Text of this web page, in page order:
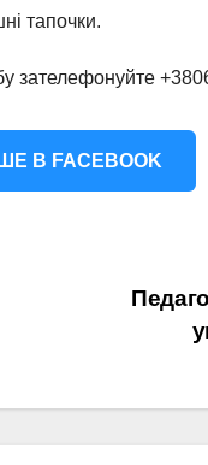
тапочки.
зателефонуйте
В FACEBOOK